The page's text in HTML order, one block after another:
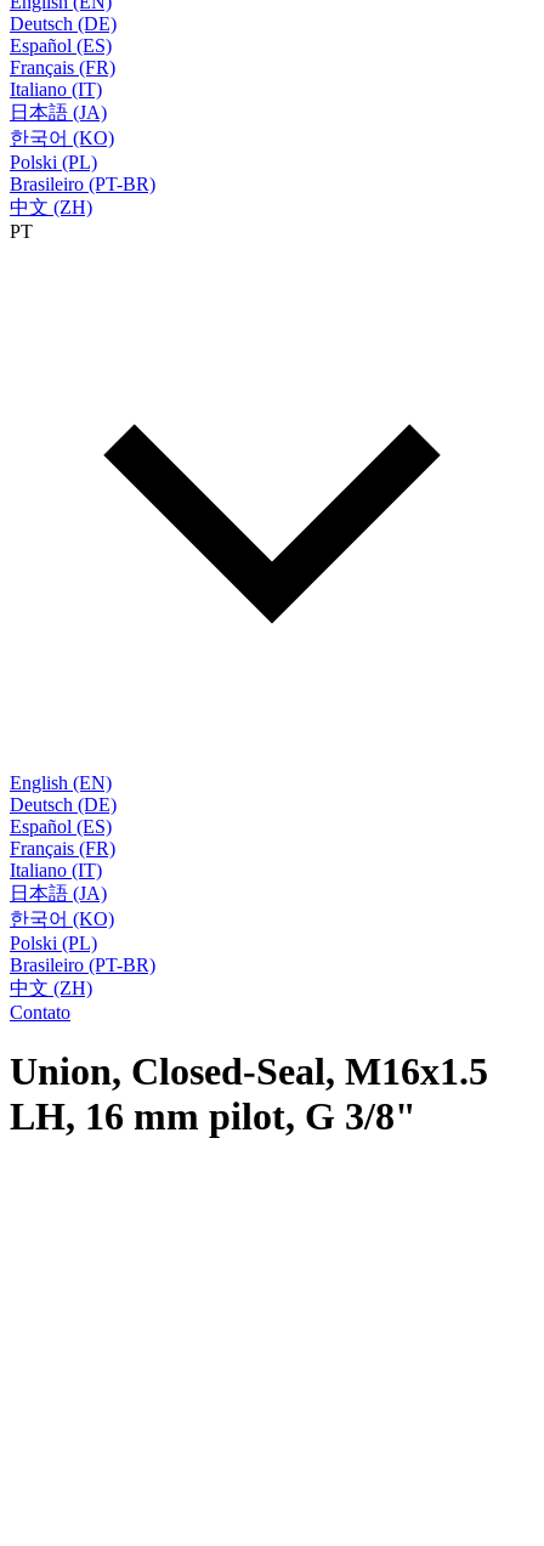
Deutsch (DE)
Español (ES)
Français (FR)
Italiano (IT)
日本語 (JA)
한국어 (KO)
Polski (PL)
Brasileiro (PT-BR)
中文 (ZH)
PT
English (EN)
Deutsch (DE)
Español (ES)
Français (FR)
Italiano (IT)
日本語 (JA)
한국어 (KO)
Polski (PL)
Brasileiro (PT-BR)
中文 (ZH)
Contato
Union, Closed-Seal, M16x1.5
LH, 16 mm pilot, G 3/8"